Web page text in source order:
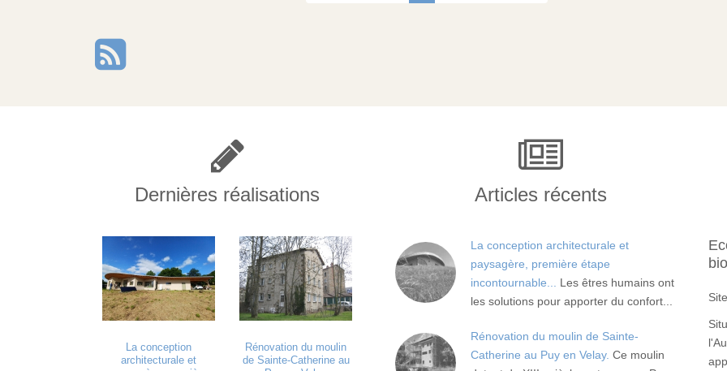
Dernières réalisations
La conception
architecturale et
Rénovation du moulin
de Sainte-Catherine au
Articles récents
La conception architecturale et
paysagère, première étape
incontournable...
Les êtres humains ont
les solutions pour apporter du confort...
Rénovation du moulin de Sainte-
Catherine au Puy en Velay. Ce moulin